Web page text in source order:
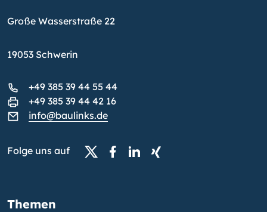
Große Wasserstraße 22
19053 Schwerin
+49 385 39 44 55 44
+49 385 39 44 42 16
info@baulinks.de
Folge uns auf
Themen